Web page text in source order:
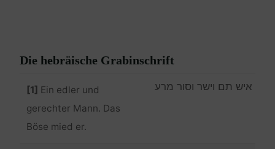
Die hebräische Grabinschrift
[1] Ein edler und
gerechter Mann. Das
Böse mied er.
איש תם וישר וסור מרע